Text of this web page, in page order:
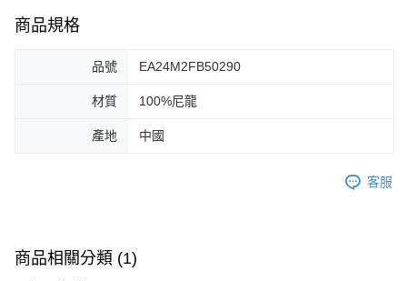
商品規格
品號 EA24M2FB50290
材質 100%尼龍
產地 中國
客服
商品相關分類 (1)